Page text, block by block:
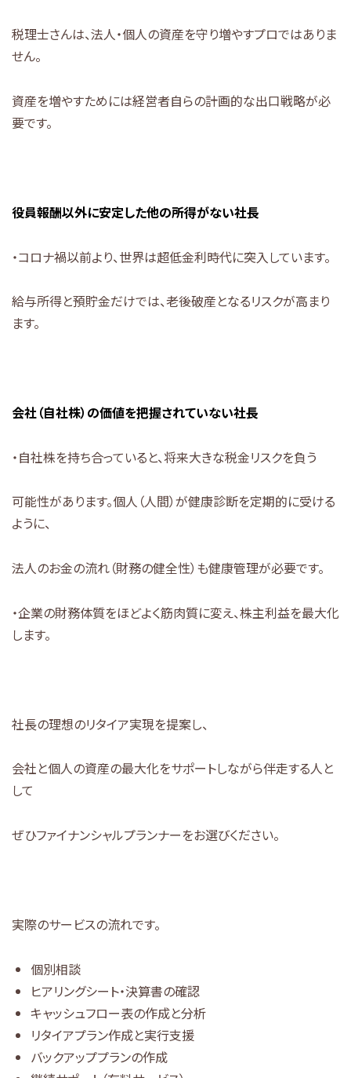
税理士さんは、法人・個人の資産を守り増やすプロではありま
せん。
資産を増やすためには経営者自らの計画的な出口戦略が必
要です。
役員報酬以外に安定した他の所得がない社長
・コロナ禍以前より、世界は超低金利時代に突入しています。
給与所得と預貯金だけでは、老後破産となるリスクが高まり
ます。
会社（自社株）の価値を把握されていない社長
・自社株を持ち合っていると、将来大きな税金リスクを負う
可能性があります。個人（人間）が健康診断を定期的に受ける
ように、
法人のお金の流れ（財務の健全性）も健康管理が必要です。
・企業の財務体質をほどよく筋肉質に変え、株主利益を最大化
します。
社長の理想のリタイア実現を提案し、
会社と個人の資産の最大化をサポートしながら伴走する人と
して
ぜひファイナンシャルプランナーをお選びください。
実際のサービスの流れです。
個別相談
ヒアリングシート・決算書の確認
キャッシュフロー表の作成と分析
リタイアプラン作成と実行支援
バックアッププランの作成